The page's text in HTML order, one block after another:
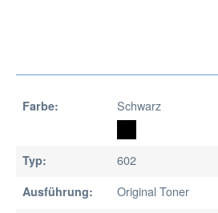
Farbe: Schwarz
Typ: 602
Ausführung: Original Toner